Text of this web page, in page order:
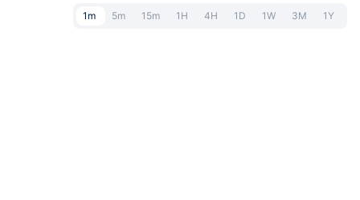
1m 5m 15m 1H 4H 1D 1W 3M 1Y